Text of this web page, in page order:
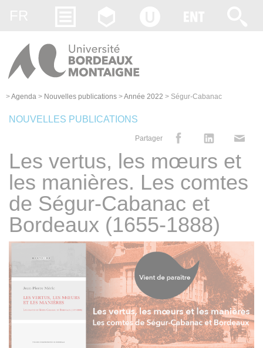
>Agenda > Nouvelles publications >Année 2022 > Ségur-Cabanac
NOUVELLES PUBLICATIONS
Partager
Les vertus, les mœurs et
les manières. Les comtes
de Ségur-Cabanac et
Bordeaux (1655-1888)